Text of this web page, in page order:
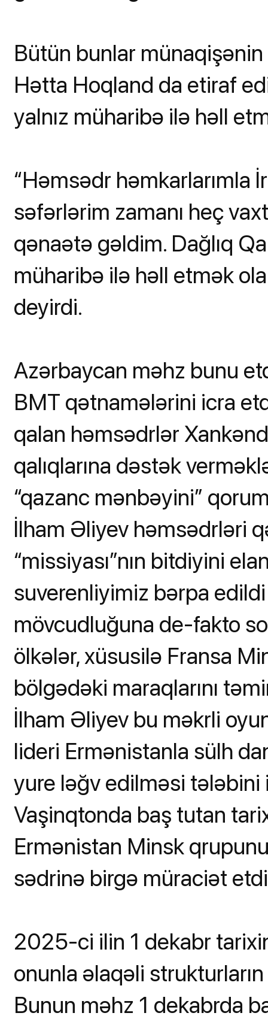
Bütün bunlar
Hətta Hoqland da etiraf
yalnız müharibə ilə həll
“Həmsədr həmkarlarımla
səfərlərim zamanı heç
qənaətə gəldim. Dağlıq
müharibə ilə həll etmək
deyirdi.
Azərbaycan məhz bunu
BMT qətnamələrini icra
qalan həmsədrlər
qalıqlarına dəstək
“qazanc mənbəyini”
İlham Əliyev həmsədrləri
“missiyası”nın bitdiyini
suverenliyimiz bərpa
mövcudluğuna de-fakto
ölkələr, xüsusilə Fransa
bölgədəki maraqlarını
İlham Əliyev bu məkrli
lideri Ermənistanla sülh
yure ləğv edilməsi tələbini
Vaşinqtonda baş tutan
Ermənistan Minsk
sədrinə birgə müraciət
2025-ci ilin 1 dekabr
onunla əlaqəli strukturların
Bunun məhz 1 dekabrda